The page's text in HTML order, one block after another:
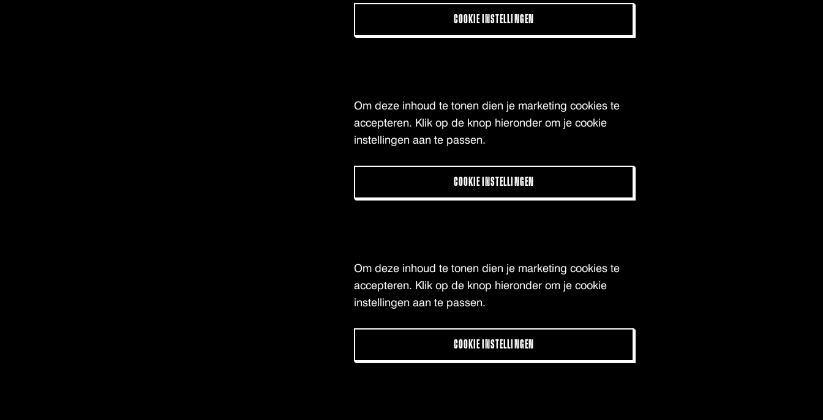
COOKIE INSTELLINGEN
Om deze inhoud te tonen dien je marketing cookies te
accepteren. Klik op de knop hieronder om je cookie
instellingen aan te passen.
COOKIE INSTELLINGEN
Om deze inhoud te tonen dien je marketing cookies te
accepteren. Klik op de knop hieronder om je cookie
instellingen aan te passen.
COOKIE INSTELLINGEN